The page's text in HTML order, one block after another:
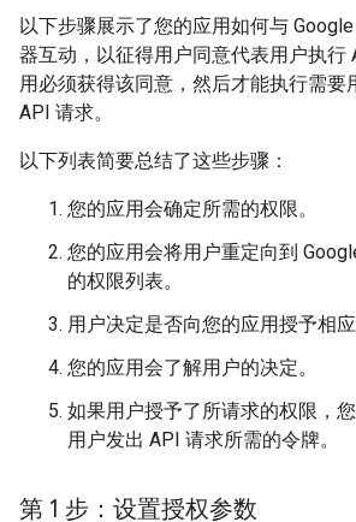
以下步骤展示了您的应用如何与
器互动，以征得用户同意代表用户执行
用必须获得该同意，然后才能执行需要
API 请求。
以下列表简要总结了这些步骤：
您的应用会确定所需的权限。
您的应用会将用户重定向到
的权限列表。
用户决定是否向您的应用授予相应
您的应用会了解用户的决定。
如果用户授予了所请求的权限，
用户发出 API 请求所需的令牌。
第 1 步：设置授权参数